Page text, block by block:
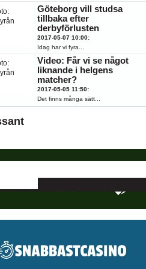
ÖFK
Göteborg vill studsa
tillbaka efter
derbyförlusten
2017-05-07 10:00:
Idag har vi fyra...
Video: Får vi se något
liknande i helgens
matcher?
2017-05-05 11:50:
Det finns många sätt...